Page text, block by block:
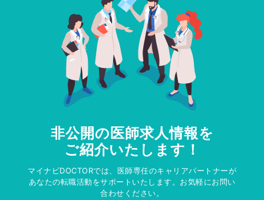
非公開の医師求人情報を
ご紹介いたします！
マイナビDOCTORでは、医師専任のキャリアパートナーが
あなたの転職活動をサポートいたします。お気軽にお問い
合わせください。